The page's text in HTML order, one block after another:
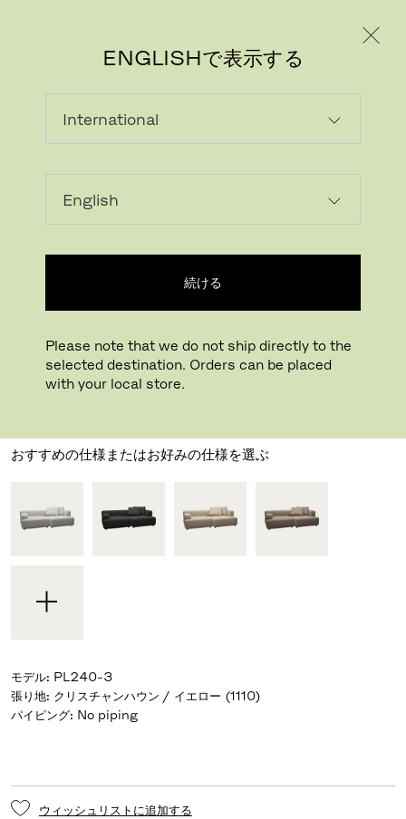
ENGLISHで表示する
続ける
Please note that we do not ship directly to the
selected destination. Orders can be placed
with your local store.
アルファベットソファ
おすすめの仕様またはお好みの仕様を選ぶ
モデル: PL240-3
張り地: クリスチャンハウン / イエロー (1110)
パイピング: No piping
ウィッシュリストに追加する